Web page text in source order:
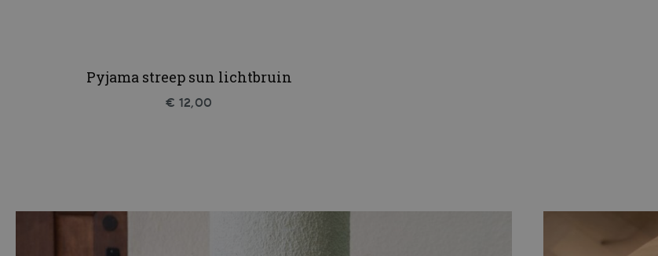
Pyjama streep sun lichtbruin
€ 12,00